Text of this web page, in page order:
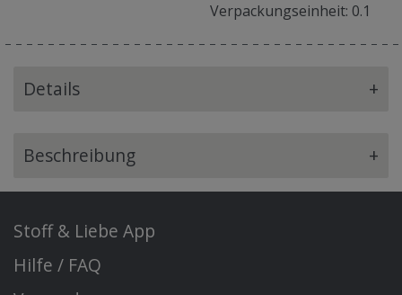
Verpackungseinheit: 0.1
Details +
Beschreibung +
Stoff & Liebe App
Hilfe / FAQ